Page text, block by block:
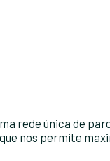
rede única de
nos permite